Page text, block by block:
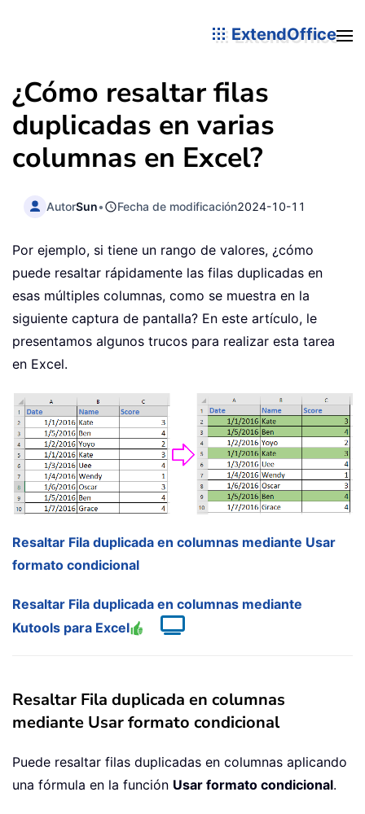
ExtendOffice
¿Cómo resaltar filas
duplicadas en varias
columnas en Excel?
AutorSun• Fecha de modificación2024-10-11
Por ejemplo, si tiene un rango de valores, ¿cómo
puede resaltar rápidamente las filas duplicadas en
esas múltiples columnas, como se muestra en la
siguiente captura de pantalla? En este artículo, le
presentamos algunos trucos para realizar esta tarea
en Excel.
Resaltar Fila duplicada en columnas mediante Usar
formato condicional
Resaltar Fila duplicada en columnas mediante
Kutools para Excel
Resaltar Fila duplicada en columnas
mediante Usar formato condicional
Puede resaltar filas duplicadas en columnas aplicando
una fórmula en la función Usar formato condicional.